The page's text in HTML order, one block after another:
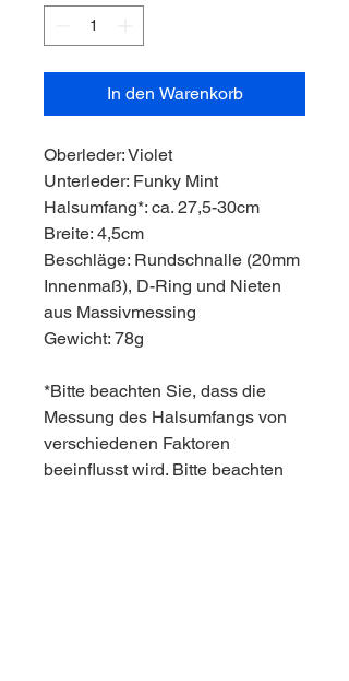
In den Warenkorb
Oberleder: Violet
Unterleder: Funky Mint
Halsumfang*: ca. 27,5-30cm
Breite: 4,5cm
Beschläge: Rundschnalle (20mm
Innenmaß), D-Ring und Nieten
aus Massivmessing
Gewicht: 78g
*Bitte beachten Sie, dass die
Messung des Halsumfangs von
verschiedenen Faktoren
beeinflusst wird. Bitte beachten